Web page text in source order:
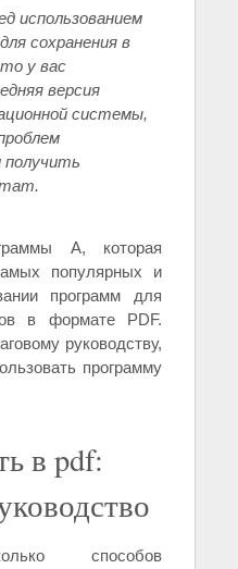
использованием
сохранения в
у вас
версия
системы,
A, которая
популярных и
программ для
в формате PDF.
руководству,
программу
в pdf:
способов